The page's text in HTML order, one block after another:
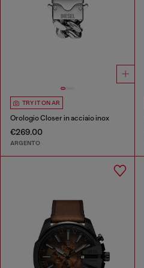
TRY IT ON AR
Orologio Closer in acciaio inox
€269.00
ARGENTO